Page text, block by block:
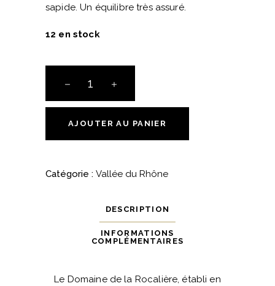
sapide. Un équilibre très assuré.
12 en stock
"Ikebana"
2021
Domaine
quantité
AJOUTER AU PANIER
Catégorie : Vallée du Rhône
DESCRIPTION
INFORMATIONS
COMPLÉMENTAIRES
Le Domaine de la Rocalière, établi en